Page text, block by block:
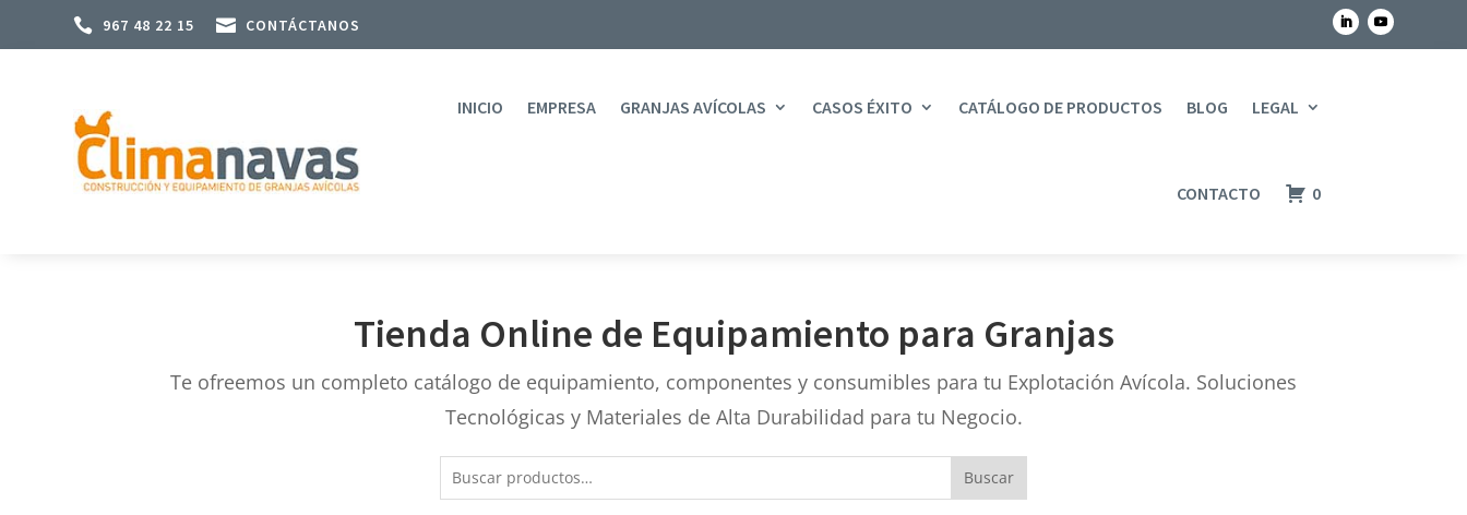
 967 48 22 15  CONTÁCTANOS
INICIO EMPRESA GRANJAS AVÍCOLAS CASOS ÉXITO CATÁLOGO DE PRODUCTOS BLOG LEGAL
CONTACTO 0
Tienda Online de Equipamiento para Granjas
Te ofreemos un completo catálogo de equipamiento, componentes y consumibles para tu Explotación Avícola. Soluciones
Tecnológicas y Materiales de Alta Durabilidad para tu Negocio.
Buscar
por:
Buscar